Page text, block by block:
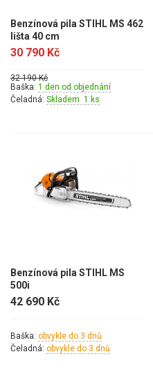
VARI
VARI multifunkční nosiče
Kultivátory
Elektrocentrály
Štěpkovače a drtiče
Elektrické skútry
Benzínová pila STIHL MS 462
lišta 40 cm
30 790 Kč
32 190 Kč
Baška: 1 den od objednání
Čeladná: Skladem 1 ks
Benzínová pila STIHL MS
500i
42 690 Kč
Baška: obvykle do 3 dnů
Čeladná: obvykle do 3 dnů